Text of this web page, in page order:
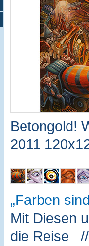
Betongold!
2011
Farben
Mit Diesen
die Reise